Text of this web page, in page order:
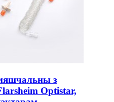
з
Optistar,